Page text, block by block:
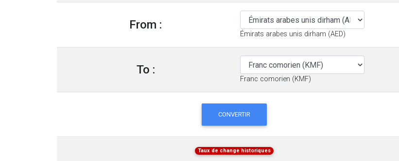
From :
Émirats arabes unis dirham (AED)
To :
Franc comorien (KMF)
CONVERTIR
Taux de change historiques